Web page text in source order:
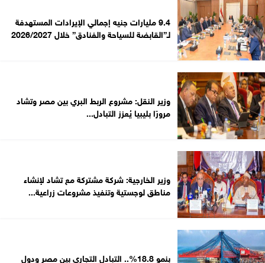
9.4 مليارات جنيه إجمالي الإيرادات المستهدفة
لـ”القابضة للسياحة والفنادق” خلال 2026/2027
وزير النقل: مشروع الربط البري بين مصر وتشاد
مرورًا بليبيا يُعزز التبادل...
وزير الخارجية: شركة مشتركة مع تشاد لإنشاء
مناطق لوجستية وتنفيذ مشروعات زراعية...
بنمو 18.8%.. التبادل التجاري بين مصر ودول